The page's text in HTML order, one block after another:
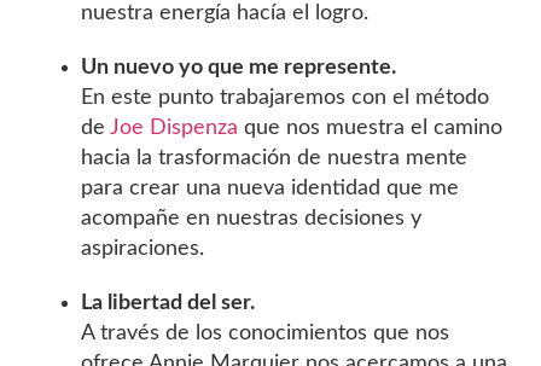
nuestra energía hacía el logro.
Un nuevo yo que me represente.
En este punto trabajaremos con el método
de Joe Dispenza que nos muestra el camino
hacia la trasformación de nuestra mente
para crear una nueva identidad que me
acompañe en nuestras decisiones y
aspiraciones.
La libertad del ser.
A través de los conocimientos que nos